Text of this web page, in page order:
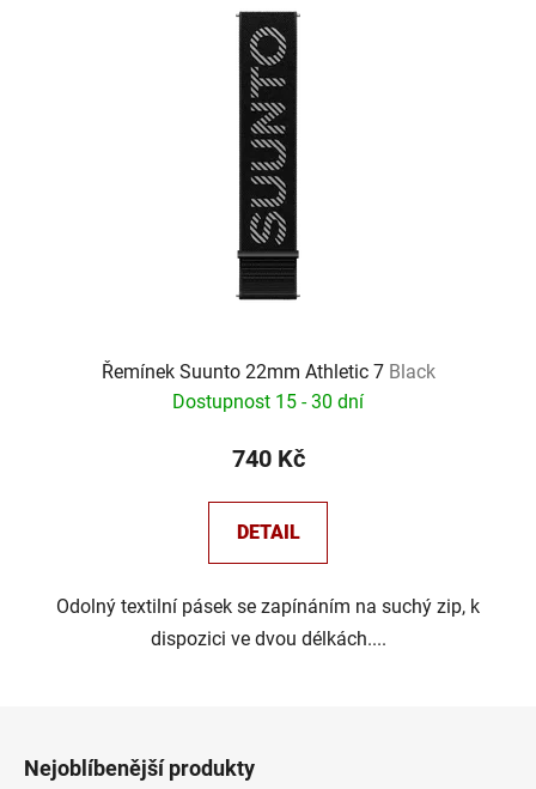
Řemínek Suunto 22mm Athletic 7 Black
Dostupnost 15 - 30 dní
740 Kč
DETAIL
Odolný textilní pásek se zapínáním na suchý zip, k
dispozici ve dvou délkách....
Nejoblíbenější produkty